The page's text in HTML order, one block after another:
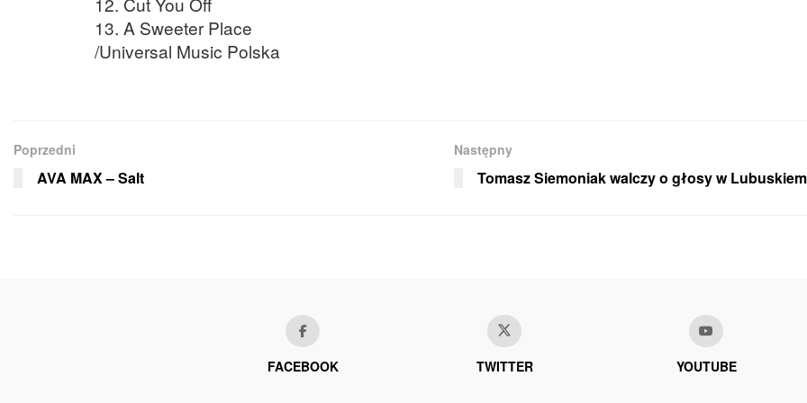
13. A Sweeter Place
/Universal Music Polska
Poprzedni
AVA MAX – Salt
Następny
Tomasz Siemoniak walczy o głosy w Lubuskiem
FACEBOOK TWITTER YOUTUBE